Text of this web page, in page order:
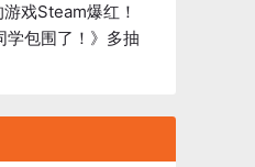
戏Steam爆红！
学包围了！》多抽